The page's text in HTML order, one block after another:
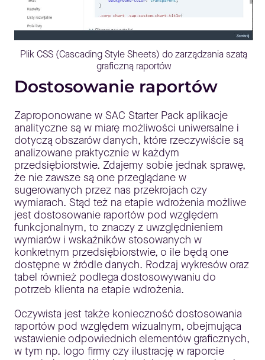
Plik CSS (Cascading Style Sheets) do zarządzania szatą
graficzną raportów
Dostosowanie raportów
Zaproponowane w SAC Starter Pack aplikacje
analityczne są w miarę możliwości uniwersalne i
dotyczą obszarów danych, które rzeczywiście są
analizowane praktycznie w każdym
przedsiębiorstwie. Zdajemy sobie jednak sprawę,
że nie zawsze są one przeglądane w
sugerowanych przez nas przekrojach czy
wymiarach. Stąd też na etapie wdrożenia możliwe
jest dostosowanie raportów pod względem
funkcjonalnym, to znaczy z uwzględnieniem
wymiarów i wskaźników stosowanych w
konkretnym przedsiębiorstwie, o ile będą one
dostępne w źródle danych. Rodzaj wykresów oraz
tabel również podlega dostosowywaniu do
potrzeb klienta na etapie wdrożenia.
Oczywista jest także konieczność dostosowania
raportów pod względem wizualnym, obejmująca
wstawienie odpowiednich elementów graficznych,
w tym np. logo firmy czy ilustrację w raporcie